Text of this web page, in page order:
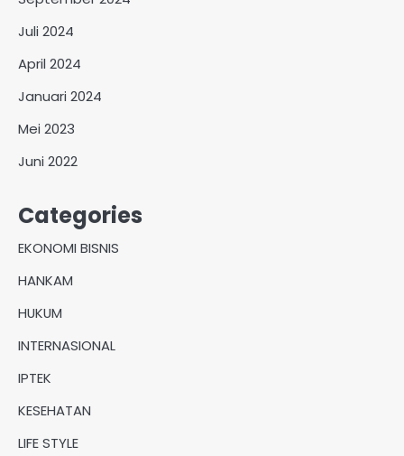
Juli 2024
April 2024
Januari 2024
Mei 2023
Juni 2022
Categories
EKONOMI BISNIS
HANKAM
HUKUM
INTERNASIONAL
IPTEK
KESEHATAN
LIFE STYLE